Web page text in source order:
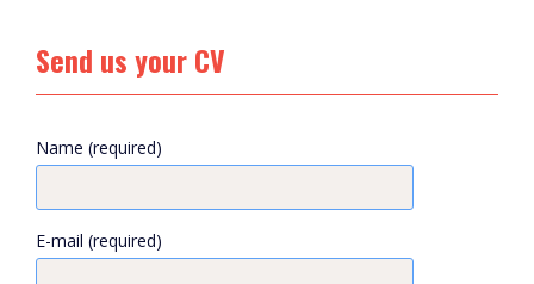
Send us your CV
Name (required)
E-mail (required)